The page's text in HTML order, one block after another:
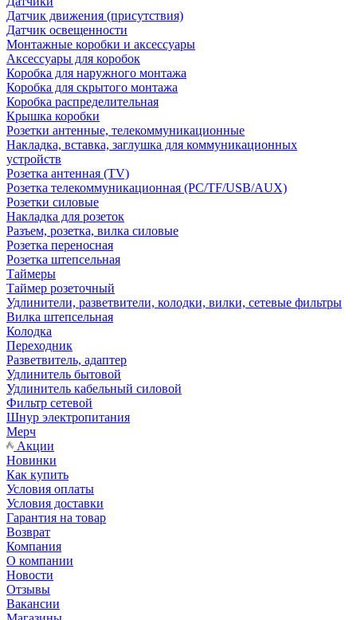
Датчик движения (присутствия)
Датчик освещенности
Монтажные коробки и аксессуары
Аксессуары для коробок
Коробка для наружного монтажа
Коробка для скрытого монтажа
Коробка распределительная
Крышка коробки
Розетки антенные, телекоммуникационные
Накладка, вставка, заглушка для коммуникационных
устройств
Розетка антенная (TV)
Розетка телекоммуникационная (PC/TF/USB/AUX)
Розетки силовые
Накладка для розеток
Разъем, розетка, вилка силовые
Розетка переносная
Розетка штепсельная
Таймеры
Таймер розеточный
Удлинители, разветвители, колодки, вилки, сетевые фильтры
Вилка штепсельная
Колодка
Переходник
Разветвитель, адаптер
Удлинитель бытовой
Удлинитель кабельный силовой
Фильтр сетевой
Шнур электропитания
Мерч
Акции
Новинки
Как купить
Условия оплаты
Условия доставки
Гарантия на товар
Возврат
Компания
О компании
Новости
Отзывы
Вакансии